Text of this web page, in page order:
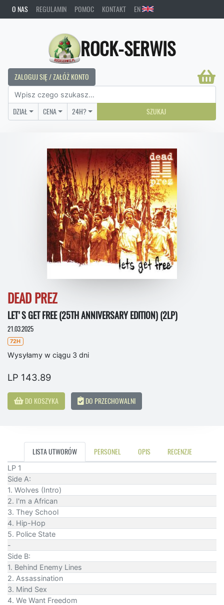
O NAS REGULAMIN POMOC KONTAKT EN
ROCK-SERWIS
ZALOGUJ SIĘ / ZAŁÓŻ KONTO
DZIAŁ CENA 24H? SZUKAJ
DEAD PREZ
LET'S GET FREE (25TH ANNIVERSARY EDITION) (2LP)
21.03.2025
72H
Wysyłamy w ciągu 3 dni
LP 143.89
DO KOSZYKA DO PRZECHOWALNI
LISTA UTWORÓW PERSONEL OPIS RECENZJE
LP 1
Side A:
1. Wolves (Intro)
2. I'm a African
3. They School
4. Hip-Hop
5. Police State
-
Side B:
1. Behind Enemy Lines
2. Assassination
3. Mind Sex
4. We Want Freedom